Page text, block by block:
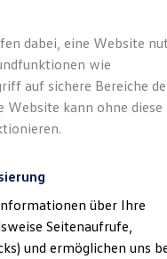
Leasing
dabei, eine Website
wie
auf sichere Bereiche
Website kann ohne diese
über Ihre
Seitenaufrufe,
und ermöglichen uns